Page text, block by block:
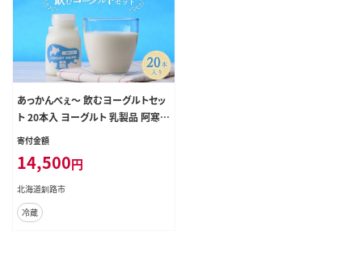
あっかんべぇ～ 飲むヨーグルトセッ
ト 20本入 ヨーグルト 乳製品 阿寒
北海道 セット F4F-4195
寄付金額
14,500円
北海道釧路市
冷蔵